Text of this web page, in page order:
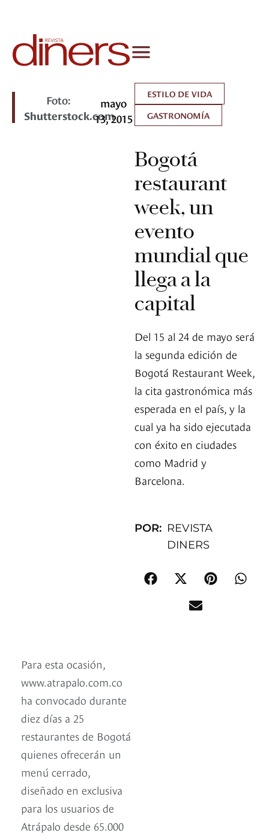
Foto:
Shutterstock.com
mayo
13, 2015
ESTILO DE VIDA
GASTRONOMÍA
Bogotá
restaurant
week, un
evento
mundial que
llega a la
capital
Del 15 al 24 de mayo será
la segunda edición de
Bogotá Restaurant Week,
la cita gastronómica más
esperada en el país, y la
cual ya ha sido ejecutada
con éxito en ciudades
como Madrid y
Barcelona.
POR: REVISTA
DINERS
Para esta ocasión,
www.atrapalo.com.co
ha convocado durante
diez días a 25
restaurantes de Bogotá
quienes ofrecerán un
menú cerrado,
diseñado en exclusiva
para los usuarios de
Atrápalo desde 65.000